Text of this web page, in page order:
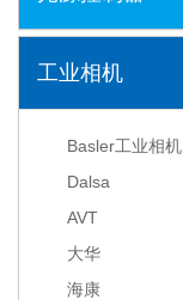
工业相机
Basler工业相机
Dalsa
AVT
大华
海康